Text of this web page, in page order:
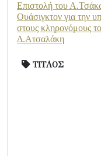
Επιστολή του
Ουάσιγκτον για την
στους κληρονόμους
Δ.Ατσαλάκη
ΤΙΤΛΟΣ